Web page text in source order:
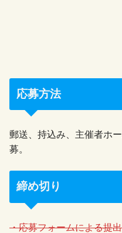
応募方法
郵送、持込み、主催者ホ
募。
締め切り
・応募フォームによる提